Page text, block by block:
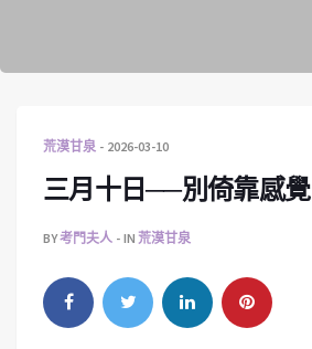
荒漠甘泉 2026-03-10
三月十日──別倚靠感覺
BY考門夫人 IN 荒漠甘泉